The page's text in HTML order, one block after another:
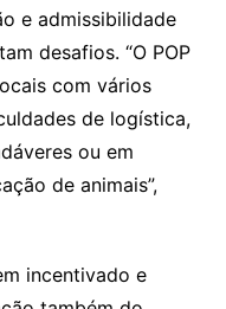
e admissibilidade
desafios. “O POP
com vários
de logística,
ou em
de animais”,
incentivado e